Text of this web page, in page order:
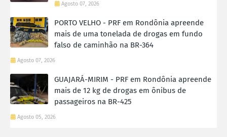
Agosto 07, 2026
PORTO VELHO - PRF em Rondônia apreende
mais de uma tonelada de drogas em fundo
falso de caminhão na BR-364
Agosto 07, 2026
GUAJARÁ-MIRIM - PRF em Rondônia apreende
mais de 12 kg de drogas em ônibus de
passageiros na BR-425
Agosto 05, 2026